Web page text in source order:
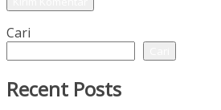
Cari
Recent Posts